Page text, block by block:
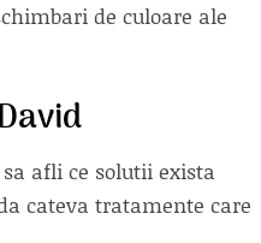
de culoare ale
afli ce solutii exista
cateva tratamente care